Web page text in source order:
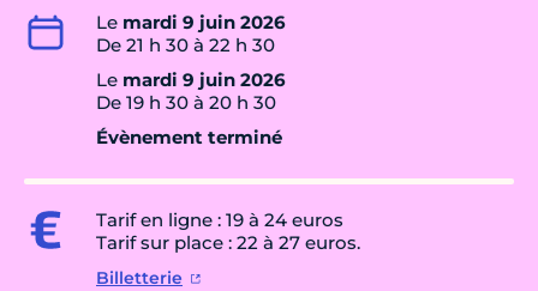
Le mardi 9 juin 2026
De 21 h 30 à 22 h 30
Le mardi 9 juin 2026
De 19 h 30 à 20 h 30
Évènement terminé
Tarif en ligne : 19 à 24 euros
Tarif sur place : 22 à 27 euros.
Billetterie